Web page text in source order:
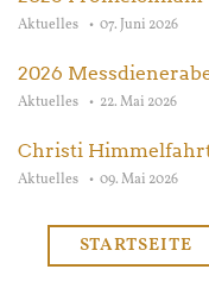
Aktuelles 07. Juni 2026
2026
Aktuelles 22. Mai 2026
Christi
Aktuelles 09. Mai 2026
STARTSEITE